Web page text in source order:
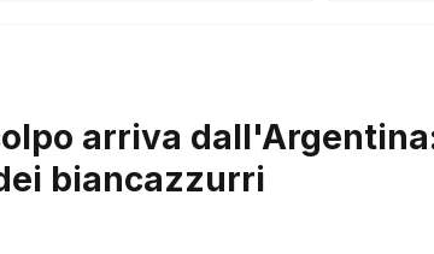
è servito: arriva